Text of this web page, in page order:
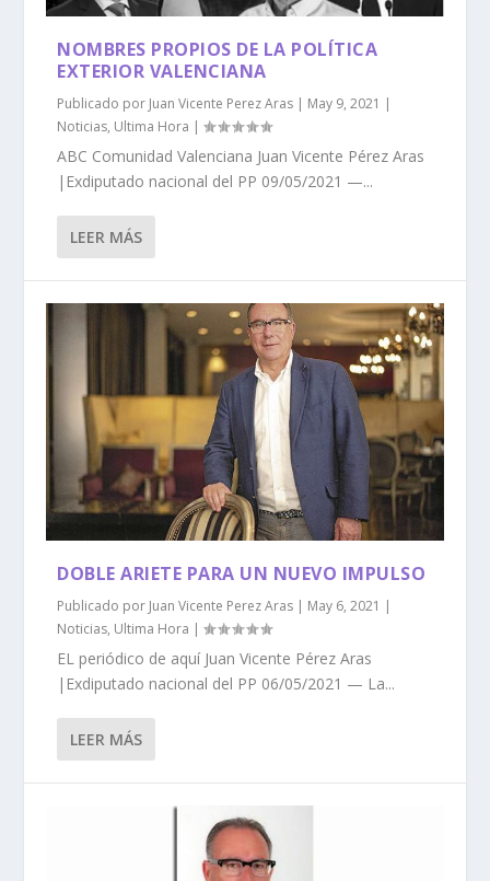
NOMBRES PROPIOS DE LA POLÍTICA
EXTERIOR VALENCIANA
Publicado por Juan Vicente Perez Aras | May 9, 2021 |
Noticias, Ultima Hora |
ABC Comunidad Valenciana Juan Vicente Pérez Aras
|Exdiputado nacional del PP 09/05/2021 —...
LEER MÁS
DOBLE ARIETE PARA UN NUEVO IMPULSO
Publicado por Juan Vicente Perez Aras | May 6, 2021 |
Noticias, Ultima Hora |
EL periódico de aquí Juan Vicente Pérez Aras
|Exdiputado nacional del PP 06/05/2021 — La...
LEER MÁS